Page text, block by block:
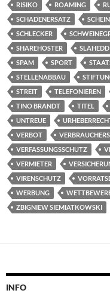
RISIKO
ROAMING
SCHADENERSATZ
SCHLECKER
SHAREHOSTER
SPAM
SPORT
STELLENABBAU
STREIT
TELEFONIEREN
TINO BRANDT
TITEL
UNTREUE
VERBOT
VERFASSUNGSSCHUTZ
VERMIETER
VIRENSCHUTZ
WERBUNG
ZBIGNIEW SIEMIATKOWSKI
INFO